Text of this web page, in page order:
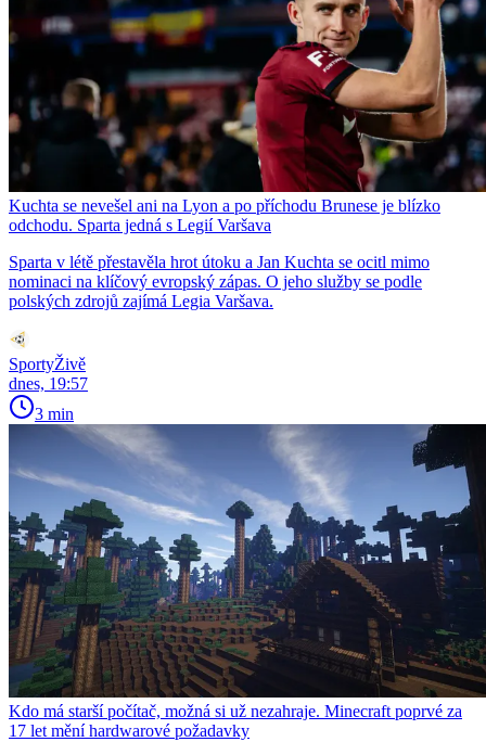
Kuchta se nevešel ani na Lyon a po příchodu Brunese je blízko
odchodu. Sparta jedná s Legií Varšava
Sparta v létě přestavěla hrot útoku a Jan Kuchta se ocitl mimo
nominaci na klíčový evropský zápas. O jeho služby se podle
polských zdrojů zajímá Legia Varšava.
SportyŽivě
dnes, 19:57
3 min
Kdo má starší počítač, možná si už nezahraje. Minecraft poprvé za
17 let mění hardwarové požadavky